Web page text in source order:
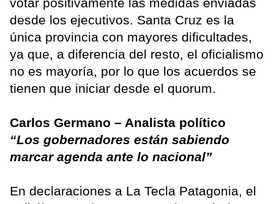
votar positivamente las medidas enviadas
desde los ejecutivos. Santa Cruz es la
única provincia con mayores dificultades,
ya que, a diferencia del resto, el oficialismo
no es mayoría, por lo que los acuerdos se
tienen que iniciar desde el quorum.
Carlos Germano – Analista político
“Los gobernadores están sabiendo
marcar agenda ante lo nacional”
En declaraciones a La Tecla Patagonia, el